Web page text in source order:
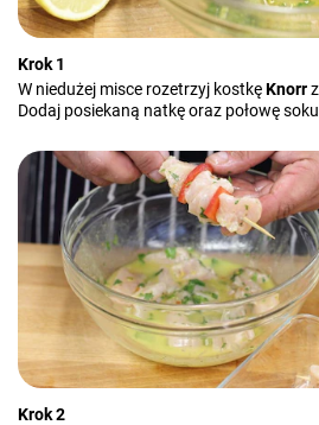
Krok 1
W niedużej misce rozetrzyj kostkęKnorr
Dodaj posiekaną natkę oraz połowę
Krok 2